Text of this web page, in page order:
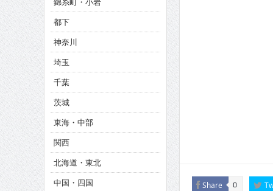
CINEMA×STYLE 286号
CINEMA×STYLE 285号
CINEMA×STYLE 294号
Share 0
都下
神奈川
埼玉
千葉
茨城
東海・中部
関西
北海道・東北
中国・四国